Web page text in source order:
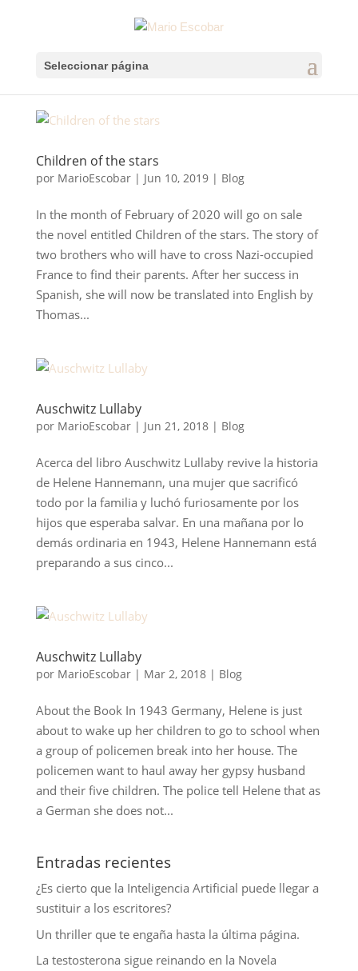
Seleccionar página
Children of the stars
por MarioEscobar| Jun 10, 2019| Blog
In the month of February of 2020 will go on sale
the novel entitled Children of the stars. The story of
two brothers who will have to cross Nazi-occupied
France to find their parents. After her success in
Spanish, she will now be translated into English by
Thomas...
Auschwitz Lullaby
por MarioEscobar| Jun 21, 2018| Blog
Acerca del libro Auschwitz Lullaby revive la historia
de Helene Hannemann, una mujer que sacrificó
todo por la familia y luchó furiosamente por los
hijos que esperaba salvar. En una mañana por lo
demás ordinaria en 1943, Helene Hannemann está
preparando a sus cinco...
Auschwitz Lullaby
por MarioEscobar| Mar 2, 2018| Blog
About the Book In 1943 Germany, Helene is just
about to wake up her children to go to school when
a group of policemen break into her house. The
policemen want to haul away her gypsy husband
and their five children. The police tell Helene that as
a German she does not...
Entradas recientes
¿Es cierto que la Inteligencia Artificial puede llegar a
sustituir a los escritores?
Un thriller que te engaña hasta la última página.
La testosterona sigue reinando en la Novela